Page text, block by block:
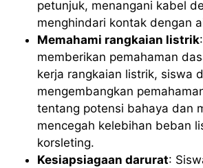
petunjuk, menangani kabel
menghindari kontak dengan
Memahami rangkaian listrik
memberikan pemahaman
kerja rangkaian listrik, siswa
mengembangkan
tentang potensi bahaya dan
mencegah kelebihan beban
korsleting.
Kesiapsiagaan darurat: